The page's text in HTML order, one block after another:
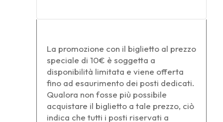
La promozione con il biglietto al prezzo
speciale di 10€ è soggetta a
disponibilità limitata e viene offerta
fino ad esaurimento dei posti dedicati.
Qualora non fosse più possibile
acquistare il biglietto a tale prezzo, ciò
indica che tutti i posti riservati a